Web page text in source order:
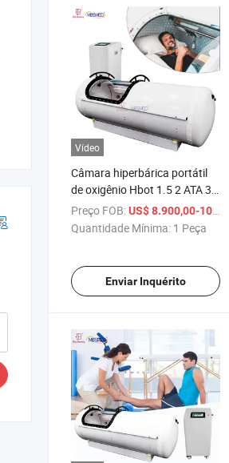
Vídeo
Câmara hiperbárica portátil
de oxigênio Hbot 1.5 2 ATA 3
Câmara de oxigênio
hiperbárico ATA
Preço FOB:US$ 8.900,00-10.800,00
Quantidade Mínima: 1 Peça
Enviar Inquérito